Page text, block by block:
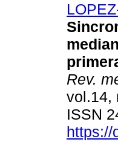
Rev.
vol.14,
ISSN
https://